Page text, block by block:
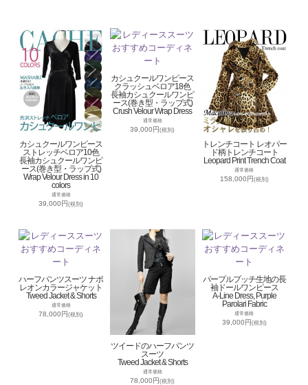
カシュクールワンピース
ストレッチベロア10色
長袖カシュクールワンピ
ース(巻き型・ラップ式)
Wrap Velour Dress in 10
colors
通常価格
39,000円(税別)
カシュクールワンピース
クラッシュベロア18色
長袖カシュクールワンピ
ース(巻き型・ラップ式)
Crush Velour Wrap Dress
通常価格
39,000円(税別)
トレンチコート レオパー
ド柄トレンチコート
Leopard Print Trench Coat
通常価格
158,000円(税別)
ハーフパンツスーツ ナポ
レオンカラージャケット
Tweed Jacket & Shorts
通常価格
78,000円(税別)
ツイードのハーフパンツ
スーツ
Tweed Jacket & Shorts
通常価格
78,000円(税別)
パープルプッチ生地の長
袖ドールワンピース
A-Line Dress, Purple
Parolari Fabric
通常価格
39,000円(税別)